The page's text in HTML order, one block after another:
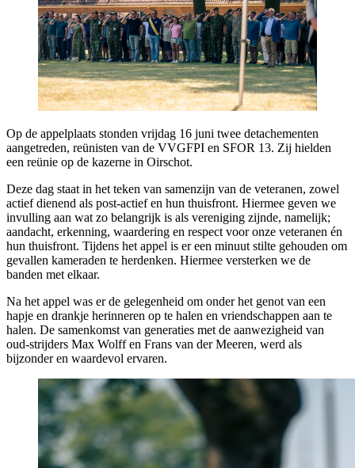
Op de appelplaats stonden vrijdag 16 juni twee detachementen
aangetreden, reünisten van de VVGFPI en SFOR 13. Zij hielden
een reünie op de kazerne in Oirschot.
Deze dag staat in het teken van samenzijn van de veteranen, zowel
actief dienend als post-actief en hun thuisfront. Hiermee geven we
invulling aan wat zo belangrijk is als vereniging zijnde, namelijk;
aandacht, erkenning, waardering en respect voor onze veteranen én
hun thuisfront. Tijdens het appel is er een minuut stilte gehouden om
gevallen kameraden te herdenken. Hiermee versterken we de
banden met elkaar.
Na het appel was er de gelegenheid om onder het genot van een
hapje en drankje herinneren op te halen en vriendschappen aan te
halen. De samenkomst van generaties met de aanwezigheid van
oud-strijders Max Wolff en Frans van der Meeren, werd als
bijzonder en waardevol ervaren.